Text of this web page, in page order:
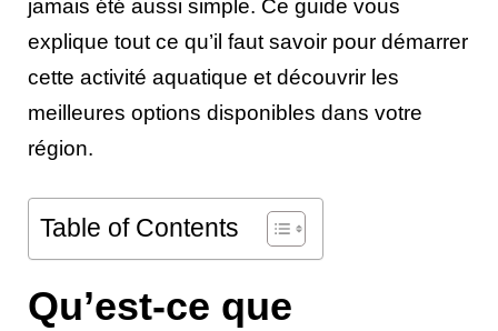
jamais été aussi simple. Ce guide vous
explique tout ce qu’il faut savoir pour démarrer
cette activité aquatique et découvrir les
meilleures options disponibles dans votre
région.
Table of Contents
Qu’est-ce que